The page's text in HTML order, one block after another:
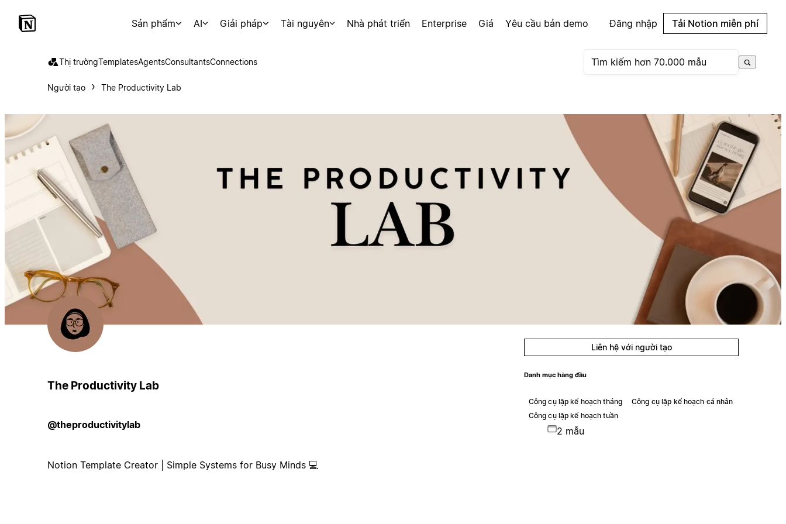
Sản phẩm AI Giải pháp Tài nguyên Nhà phát triển Enterprise Giá Yêu cầu bản demo Đăng nhập Tải Notion miễn phí
Thị trườngTemplatesAgentsConsultantsConnections
Người tạo The Productivity Lab
The Productivity Lab
@theproductivitylab
Notion Template Creator | Simple Systems for Busy Minds 💻
Liên hệ với người tạo
Danh mục hàng đầu
Công cụ lập kế hoạch tháng
Công cụ lập kế hoạch cá nhân
Công cụ lập kế hoạch tuần
2 mẫu